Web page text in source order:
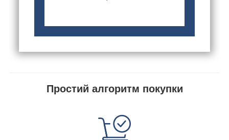
Простий алгоритм покупки